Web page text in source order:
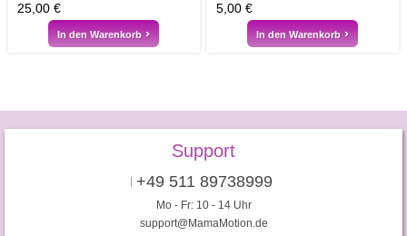
25,00 €
In den Warenkorb
5,00 €
In den Warenkorb
Support
+49 511 89738999
Mo - Fr: 10 - 14 Uhr
support@MamaMotion.de